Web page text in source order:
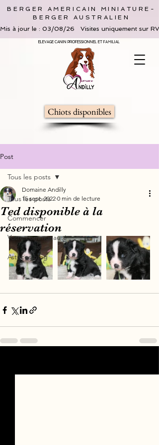
BERGER AMERICAIN MINIATURE-
BERGER AUSTRALIEN
Mis à jour le : 03/08/26   Visites uniquement sur
ELEVAGE CANIN PROFESSIONNEL ET FAMILIAL
Chiots disponibles
Post
Tous les posts
Commencer
Votre communauté
Astuces blog
Tous les posts
Ted disponible à la
réservation
Domaine Andilly
15 sept. 2022 0 min de lecture